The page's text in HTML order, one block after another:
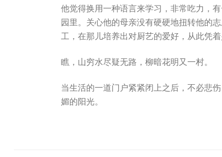
他觉得换用一种语言来学习，非常吃力，
园里。关心他的母亲没有硬硬地扭转他的
工，在那儿培养出对厨艺的爱好，从此凭
瞧，山穷水尽疑无路，柳暗花明又一村。
当生活的一道门户紧紧闭上之后，不必悲
媚的阳光。